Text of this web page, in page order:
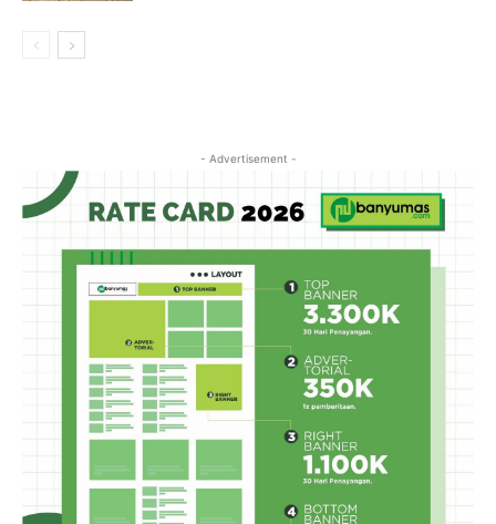
- Advertisement -